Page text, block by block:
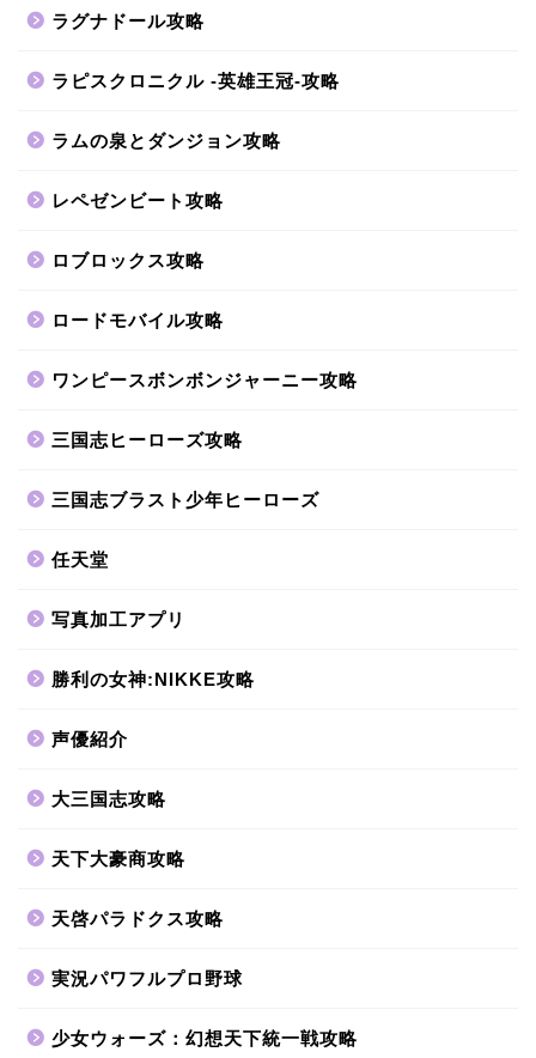
ラグナドール攻略
ラピスクロニクル -英雄王冠-攻略
ラムの泉とダンジョン攻略
レペゼンビート攻略
ロブロックス攻略
ロードモバイル攻略
ワンピースボンボンジャーニー攻略
三国志ヒーローズ攻略
三国志ブラスト少年ヒーローズ
任天堂
写真加工アプリ
勝利の女神:NIKKE攻略
声優紹介
大三国志攻略
天下大豪商攻略
天啓パラドクス攻略
実況パワフルプロ野球
少女ウォーズ：幻想天下統一戦攻略